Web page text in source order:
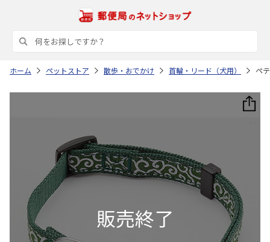
ホーム ペットストア 散歩・おでかけ 首輪・リード（犬用） ペ